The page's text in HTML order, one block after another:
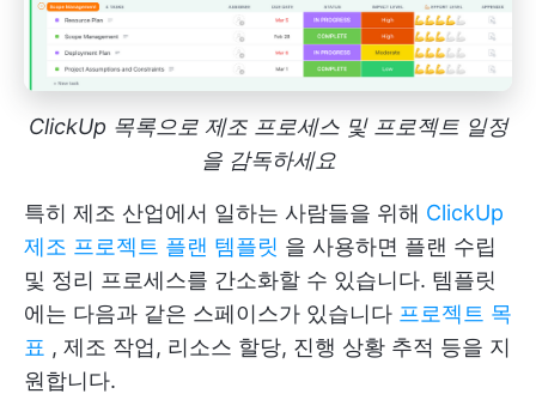
ClickUp 목록으로 제조 프로세스 및 프로젝트 일정
을 감독하세요
특히 제조 산업에서 일하는 사람들을 위해 ClickUp
제조 프로젝트 플랜 템플릿 을 사용하면 플랜 수립
및 정리 프로세스를 간소화할 수 있습니다. 템플릿
에는 다음과 같은 스페이스가 있습니다 프로젝트 목
표 , 제조 작업, 리소스 할당, 진행 상황 추적 등을 지
원합니다.